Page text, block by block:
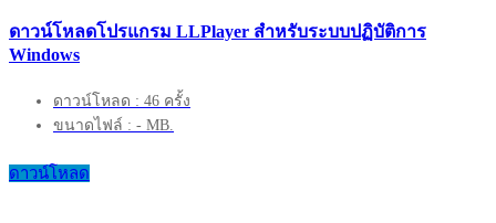
ดาวน์โหลดโปรแกรม LLPlayer สำหรับระบบปฏิบัติการ
Windows
ดาวน์โหลด : 46 ครั้ง
ขนาดไฟล์ : - MB.
ดาวน์โหลด